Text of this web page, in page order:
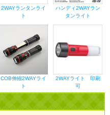
2WAYランタンライ
ト
ハンディ2WAYラン
タンライト
COB伸縮2WAYライ
ト
2WAYライト 印刷
可